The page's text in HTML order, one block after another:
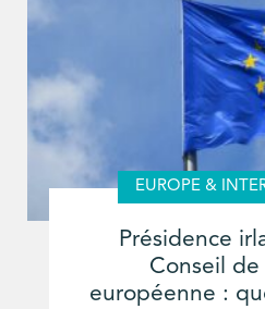
EUROPE &
Présidence
Conseil
européenne :